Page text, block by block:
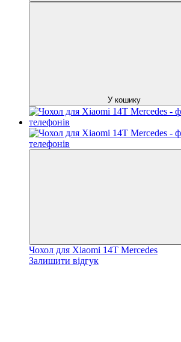
У кошику
Чохол для Xiaomi 14T Mercedes
Залишити відгук